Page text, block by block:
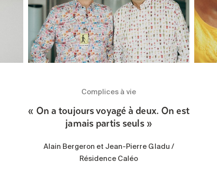
Complices à vie
« On a toujours voyagé à deux. On est
jamais partis seuls »
Alain Bergeron et Jean-Pierre Gladu /
Résidence Caléo